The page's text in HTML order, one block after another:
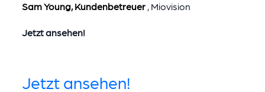
Sam Young, Kundenbetreuer , Miovision
Jetzt ansehen!
Jetzt ansehen!